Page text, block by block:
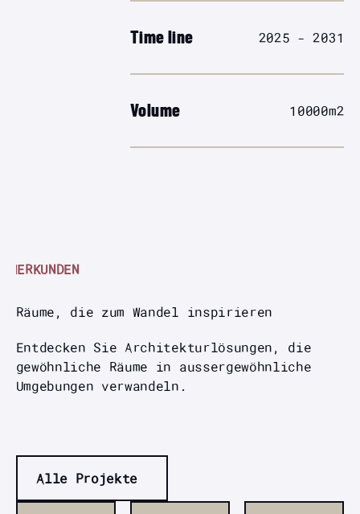
Time line 2025 - 2031
Volume 10000m2
ERKUNDEN
Räume, die zum Wandel inspirieren
Entdecken Sie Architekturlösungen, die
gewöhnliche Räume in aussergewöhnliche
Umgebungen verwandeln.
Alle Projekte